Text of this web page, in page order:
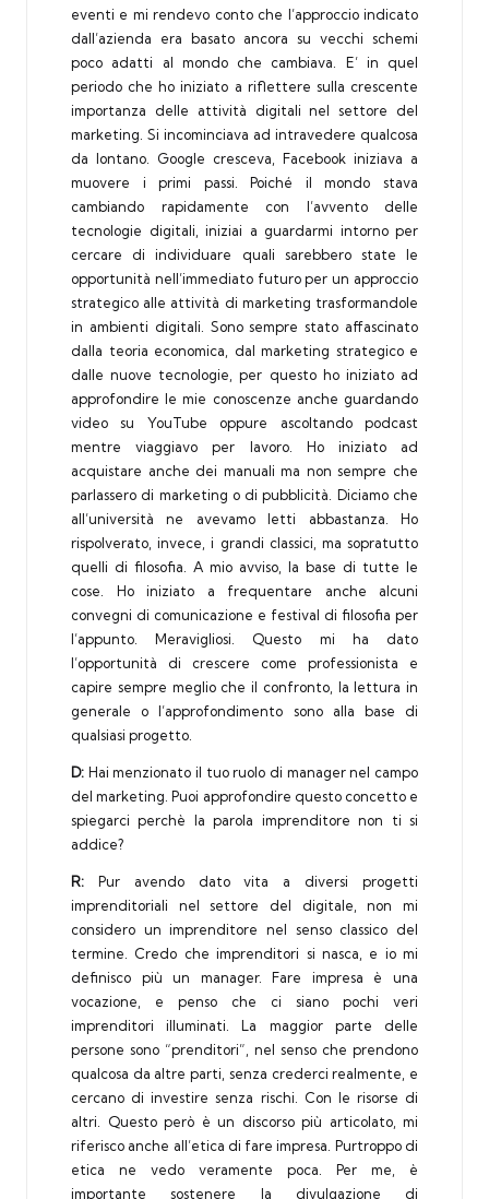
eventi e mi rendevo conto che l’approccio indicato
dall’azienda era basato ancora su vecchi schemi
poco adatti al mondo che cambiava. E’ in quel
periodo che ho iniziato a riflettere sulla crescente
importanza delle attività digitali nel settore del
marketing. Si incominciava ad intravedere qualcosa
da lontano. Google cresceva, Facebook iniziava a
muovere i primi passi. Poiché il mondo stava
cambiando rapidamente con l’avvento delle
tecnologie digitali, iniziai a guardarmi intorno per
cercare di individuare quali sarebbero state le
opportunità nell’immediato futuro per un approccio
strategico alle attività di marketing trasformandole
in ambienti digitali. Sono sempre stato affascinato
dalla teoria economica, dal marketing strategico e
dalle nuove tecnologie, per questo ho iniziato ad
approfondire le mie conoscenze anche guardando
video su YouTube oppure ascoltando podcast
mentre viaggiavo per lavoro. Ho iniziato ad
acquistare anche dei manuali ma non sempre che
parlassero di marketing o di pubblicità. Diciamo che
all’università ne avevamo letti abbastanza. Ho
rispolverato, invece, i grandi classici, ma sopratutto
quelli di filosofia. A mio avviso, la base di tutte le
cose. Ho iniziato a frequentare anche alcuni
convegni di comunicazione e festival di filosofia per
l’appunto. Meravigliosi. Questo mi ha dato
l’opportunità di crescere come professionista e
capire sempre meglio che il confronto, la lettura in
generale o l’approfondimento sono alla base di
qualsiasi progetto.
D: Hai menzionato il tuo ruolo di manager nel campo
del marketing. Puoi approfondire questo concetto e
spiegarci perchè la parola imprenditore non ti si
addice?
R: Pur avendo dato vita a diversi progetti
imprenditoriali nel settore del digitale, non mi
considero un imprenditore nel senso classico del
termine. Credo che imprenditori si nasca, e io mi
definisco più un manager. Fare impresa è una
vocazione, e penso che ci siano pochi veri
imprenditori illuminati. La maggior parte delle
persone sono “prenditori”, nel senso che prendono
qualcosa da altre parti, senza crederci realmente, e
cercano di investire senza rischi. Con le risorse di
altri. Questo però è un discorso più articolato, mi
riferisco anche all’etica di fare impresa. Purtroppo di
etica ne vedo veramente poca. Per me, è
importante sostenere la divulgazione di